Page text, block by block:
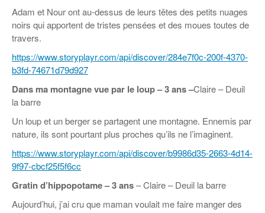
Adam et Nour ont au-dessus de leurs têtes des petits nuages
noirs qui apportent de tristes pensées et des moues toutes de
travers.
https://www.storyplayr.com/api/discover/284e7f0c-200f-4370-
b3fd-74671d79d927
Dans ma montagne vue par le loup – 3 ans –Claire – Deuil
la barre
Un loup et un berger se partagent une montagne. Ennemis par
nature, ils sont pourtant plus proches qu’ils ne l’imaginent.
https://www.storyplayr.com/api/discover/b9986d35-2663-4d14-
9f97-cbcf25f5f6cc
Gratin d’hippopotame– 3 ans– Claire – Deuil la barre
Aujourd’hui, j’ai cru que maman voulait me faire manger des